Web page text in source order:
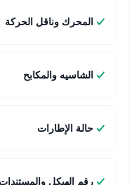
المحرك وناقل الحركة
الشاسيه والمكابح
حالة الإطارات
رقم الهيكل والمستندات